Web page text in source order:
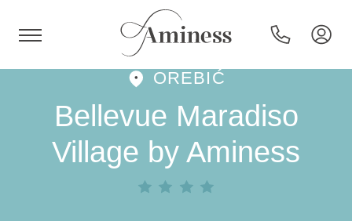
Hotels en resorts
OREBIĆ
Bellevue Maradiso
Village by Aminess